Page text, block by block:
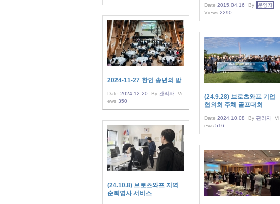
Date 2015.04.16 By
운영자
Views 2290
2024-11-27 한인 송년의 밤
Date 2024.12.20 By 관리자
Vi
ews 350
(24.9.28) 브로츠와프 기업
협의회 주체 골프대회
Date 2024.10.08 By 관리자
Vi
ews 516
(24.10.8) 브로츠와프 지역
순회영사 서비스